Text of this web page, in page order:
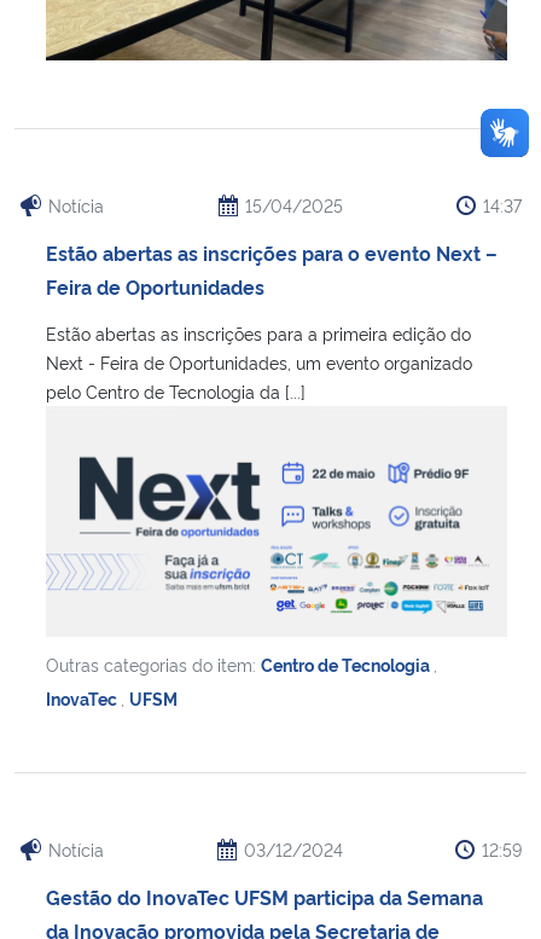
Notícia 15/04/2025 14:37
Estão abertas as inscrições para o evento Next –
Feira de Oportunidades
Estão abertas as inscrições para a primeira edição do
Next - Feira de Oportunidades, um evento organizado
pelo Centro de Tecnologia da [...]
Outras categorias do item: Centro de Tecnologia
InovaTec UFSM
Notícia 03/12/2024 12:59
Gestão do InovaTec UFSM participa da Semana
da Inovação promovida pela Secretaria de